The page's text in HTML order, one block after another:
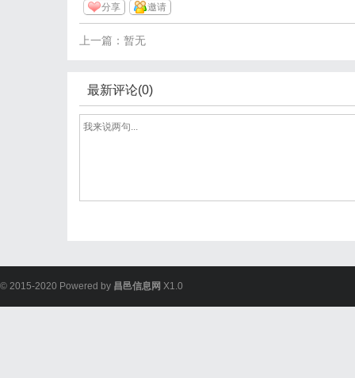
分享 邀请
上一篇：暂无
最新评论(0)
© 2015-2020 Powered by 昌邑信息网 X1.0